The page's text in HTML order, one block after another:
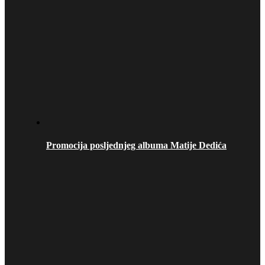
Promocija posljednjeg albuma Matije Dedića